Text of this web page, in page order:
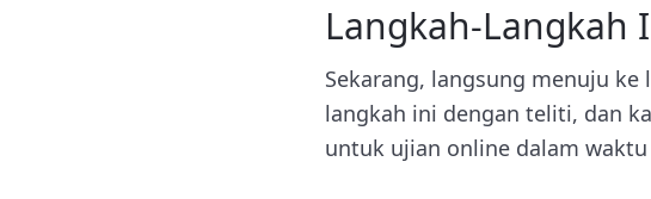
Langkah-Langkah
Sekarang, langsung menuju
langkah ini dengan teliti, dan
untuk ujian online dalam